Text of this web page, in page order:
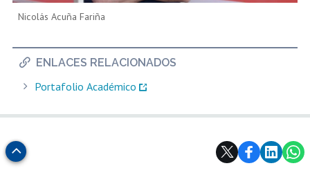
Nicolás Acuña Fariña
ENLACES RELACIONADOS
Portafolio Académico
Subir